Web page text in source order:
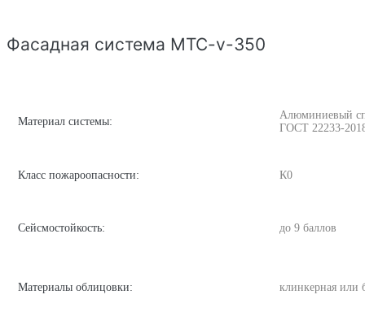
Фасадная система MTC-v-350
Материал системы:
Алюминиевый
ГОСТ 22233-
Класс пожароопасности: К0
Сейсмостойкость: до 9 баллов
Материалы облицовки: клинкерная или